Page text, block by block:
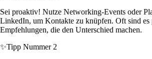
Sei proaktiv! Nutze Networking-Events oder
LinkedIn, um Kontakte zu knüpfen. Oft sind es
Empfehlungen, die den Unterschied machen.
✨Tipp Nummer 2